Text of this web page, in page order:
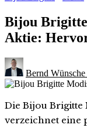
Bijou Brigitte
Aktie:
Bernd Wünsche
Die Bijou Brigitte
verzeichnet eine